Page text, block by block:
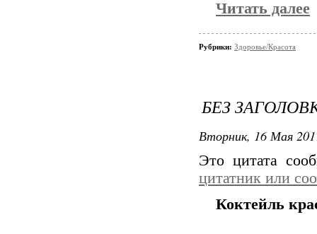
Читать далее
Рубрики: Здоровье/Красота
БЕЗ
Вторник, 16 Мая
Это цитата
цитатник или
Коктейль